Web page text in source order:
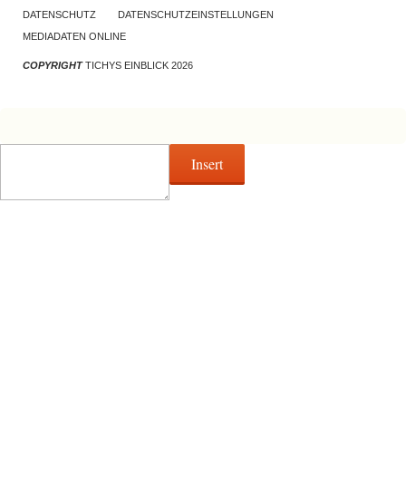
DATENSCHUTZ
DATENSCHUTZEINSTELLUNGEN
MEDIADATEN ONLINE
COPYRIGHTTICHYS EINBLICK 2026
Insert